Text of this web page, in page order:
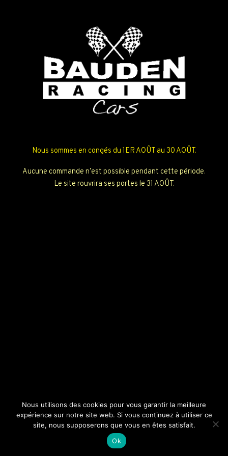
Nous sommes en congés du 1ER AOÛT au 30 AOÛT.
Aucune commande n’est possible pendant cette période.
Le site rouvrira ses portes le 31 AOÛT.
Nous utilisons des cookies pour vous garantir la meilleure
expérience sur notre site web. Si vous continuez à utiliser ce
site, nous supposerons que vous en êtes satisfait.
Ok